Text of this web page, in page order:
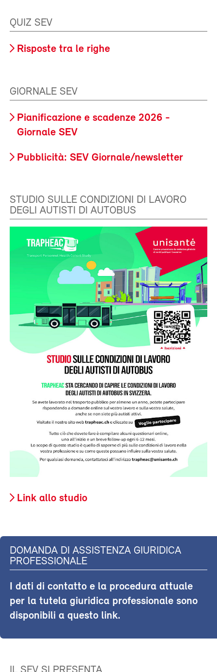
QUIZ SEV
Risposte tra le righe
GIORNALE SEV
Pianificazione e scadenze 2026 -
Giornale SEV
Pubblicità: SEV Giornale/newsletter
STUDIO SULLE CONDIZIONI DI LAVORO
DEGLI AUTISTI DI AUTOBUS
Link allo studio
DOMANDA DI ASSISTENZA GIURIDICA
PROFESSIONALE
I dati di contatto e la procedura attuale
per la tutela giuridica professionale sono
disponibili a questo link.